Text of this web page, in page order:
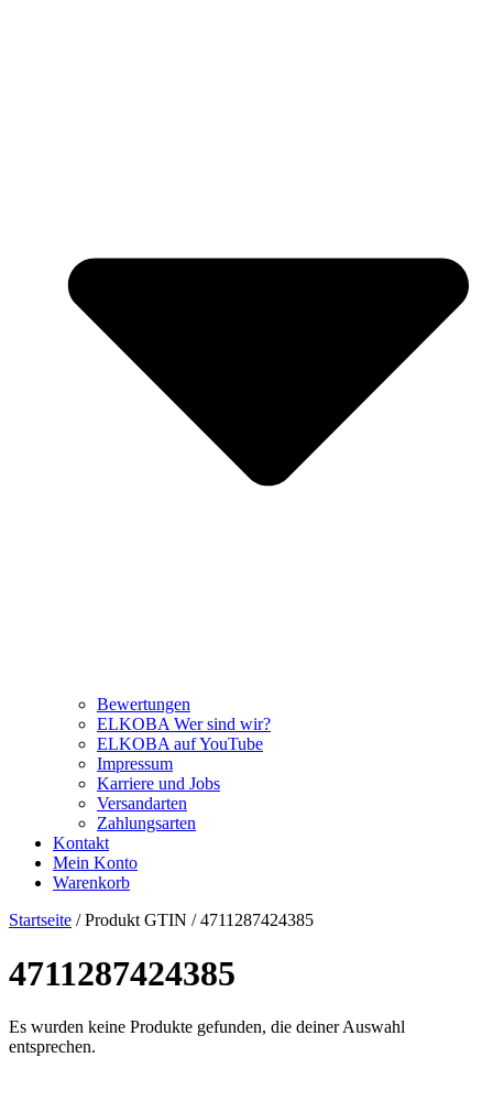
Bewertungen
ELKOBA Wer sind wir?
ELKOBA auf YouTube
Impressum
Karriere und Jobs
Versandarten
Zahlungsarten
Kontakt
Mein Konto
Warenkorb
Startseite / Produkt GTIN / 4711287424385
4711287424385
Es wurden keine Produkte gefunden, die deiner Auswahl
entsprechen.